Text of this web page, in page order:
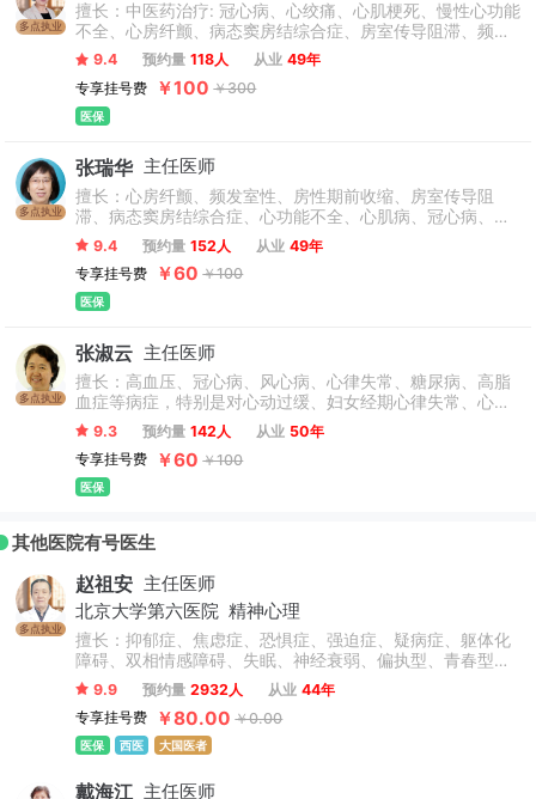
多点执业
擅长：中医药治疗: 冠心病、心绞痛、心肌梗死、慢性心功能
不全、心房纤颤、病态窦房结综合症、房室传导阻滞、频发
室性早搏等；心律失常、心肌病、病毒性心肌炎、高血压、
肺心病、心脏病外科术后引起的消化功能失调、发热、失眠
等并发症；糖尿病、心脏神经官能症、冠状动脉狭窄支架术
后再狭窄等心血管疾病。
9.4 预约量 118人 从业 49年
专享挂号费
￥100 ￥300
医保
多点执业
张瑞华 主任医师
擅长：心房纤颤、频发室性、房性期前收缩、房室传导阻
滞、病态窦房结综合症、心功能不全、心肌病、冠心病、病
毒性心肌炎、高血压、心脏病外科术后引起心情低落、焦
虑、失眠的治疗有丰富的临床经验，并对糖尿病、更年期综
合征、等有很深的临床用药体会。
9.4 预约量 152人 从业 49年
专享挂号费
￥60 ￥100
医保
多点执业
张淑云 主任医师
擅长：高血压、冠心病、风心病、心律失常、糖尿病、高脂
血症等病症，特别是对心动过缓、妇女经期心律失常、心脏
病术后引起的发热、抑郁、失眠、心情低落等症状的治疗做
了深入研究并取得良好效果。
9.3 预约量 142人 从业 50年
专享挂号费
￥60 ￥100
医保
其他医院有号医生
多点执业
赵祖安 主任医师
北京大学第六医院 精神心理
擅长：抑郁症、焦虑症、恐惧症、强迫症、疑病症、躯体化
障碍、双相情感障碍、失眠、神经衰弱、偏执型、青春型、
紧张型、单纯型、未定型及其他型或待分类的精神障碍等精
神疾病。躁狂症、双相情感障碍、精神康复、精神障碍、精
神心理、睡眠障碍科、躁狂症、恐惧症、神经官能症、植物
神经紊乱、头痛头晕、更年期综合征、心理咨询、注意力不
9.9 预约量 2932人 从业 44年
专享挂号费
￥80.00 ￥0.00
医保 西医 大国医者
戴海江 主任医师